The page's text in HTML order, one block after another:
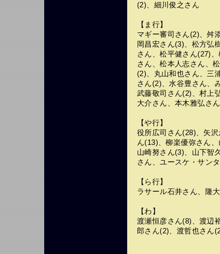
(2)、細川俊之さん
【ま行】
マギー審司さん(2)、舛
岡昌宏さん(3)、松方弘
さん、松平健さん(27)
さん、松本人志さん、
(2)、丸山和也さん、三
さん(2)、水谷豊さん、
武藤敬司さん(2)、村上
大介さん、本木雅弘さん
【や行】
役所広司さん(28)、矢
ん(13)、柳楽優弥さん
山崎努さん(3)、山下智
さん、ユースケ・サン
【ら行】
ラサール石井さん、隆
【わ】
渡瀬恒彦さん(8)、渡辺
郎さん(2)、渡哲也さん